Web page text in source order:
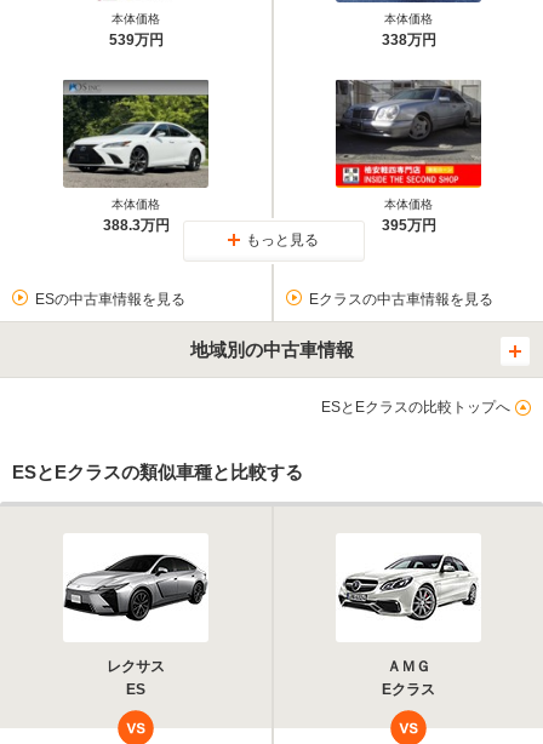
本体価格
539万円
本体価格
388.3万円
本体価格
338万円
本体価格
395万円
もっと見る
ESの中古車情報を見る Eクラスの中古車情報を見る
地域別の中古車情報
ESとEクラスの比較トップへ
ESとEクラスの類似車種と比較する
レクサス
ES
ＡＭＧ
Eクラス